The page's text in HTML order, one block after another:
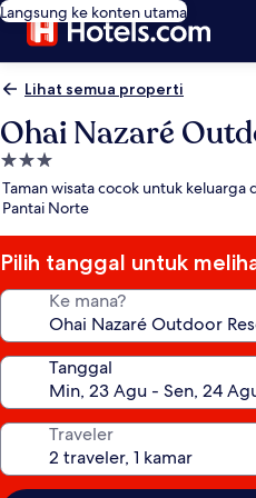
Langsung ke konten utama
Lihat semua properti
Ohai Nazaré
Properti
bintang
3.0
Taman wisata cocok untuk
Pantai Norte
Pilih tanggal untuk
Ke mana?
Tanggal
Traveler